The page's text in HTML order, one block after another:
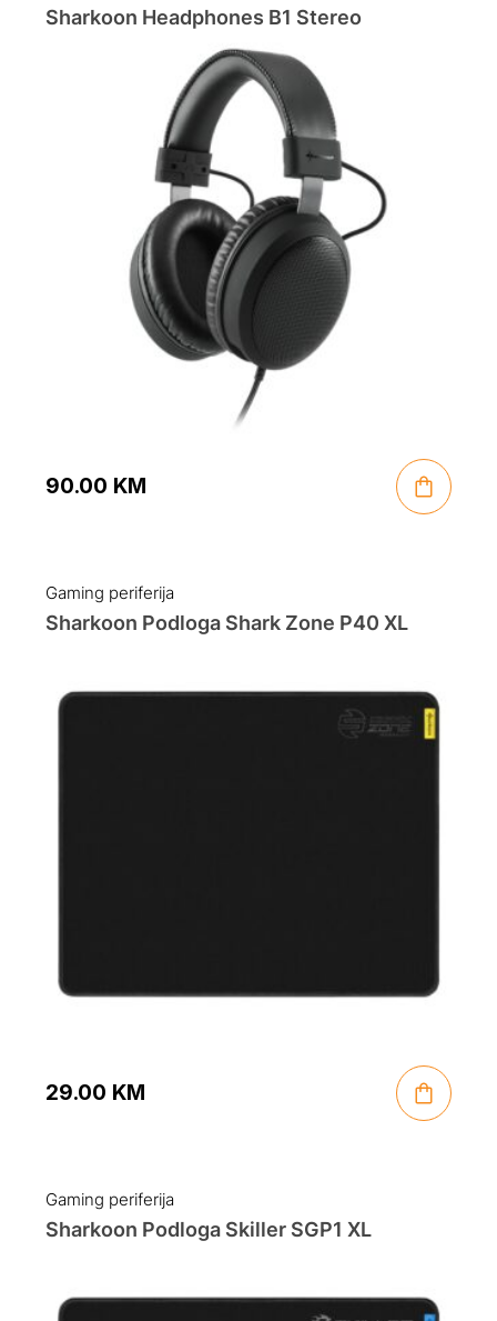
Sharkoon Headphones B1 Stereo
90.00 KM
Gaming periferija
Sharkoon Podloga Shark Zone P40 XL
29.00 KM
Gaming periferija
Sharkoon Podloga Skiller SGP1 XL